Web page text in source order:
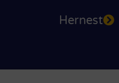
Hernest